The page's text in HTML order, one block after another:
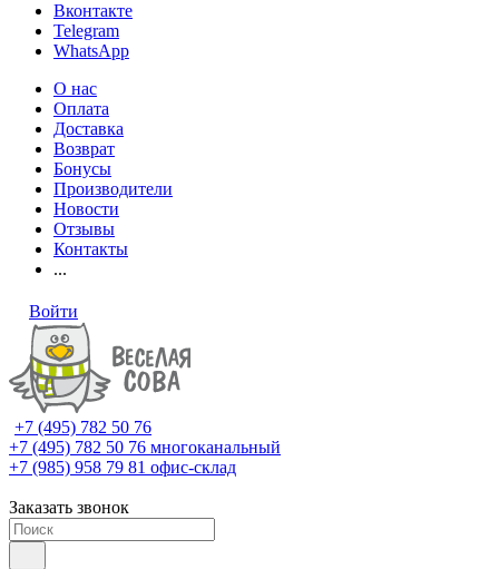
Вконтакте
Telegram
WhatsApp
О нас
Оплата
Доставка
Возврат
Бонусы
Производители
Новости
Отзывы
Контакты
...
Войти
+7 (495) 782 50 76
+7 (495) 782 50 76 многоканальный
+7 (985) 958 79 81 офис-склад
Заказать звонок